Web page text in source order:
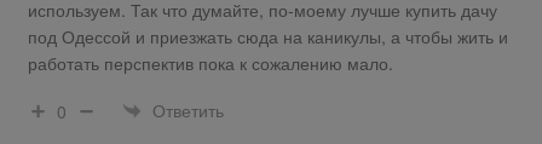
используем. Так что думайте, по-моему лучше купить дачу
под Одессой и приезжать сюда на каникулы, а чтобы жить и
работать перспектив пока к сожалению мало.
0
Ответить